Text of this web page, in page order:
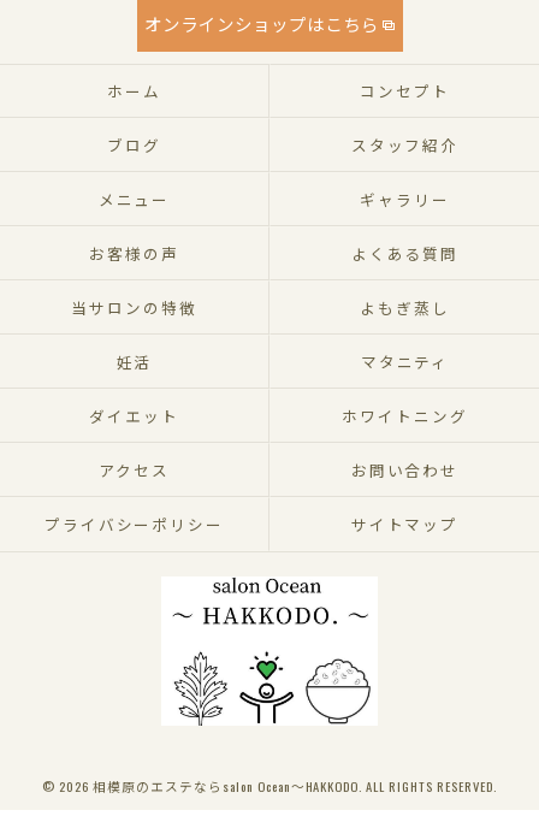
オンラインショップはこちら
ホーム コンセプト
ブログ スタッフ紹介
メニュー ギャラリー
お客様の声 よくある質問
当サロンの特徴 よもぎ蒸し
妊活 マタニティ
ダイエット ホワイトニング
アクセス お問い合わせ
プライバシーポリシー サイトマップ
© 2026 相模原のエステならsalon Ocean～HAKKODO. ALL RIGHTS RESERVED.